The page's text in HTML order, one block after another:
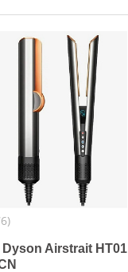
Airstrait HT01